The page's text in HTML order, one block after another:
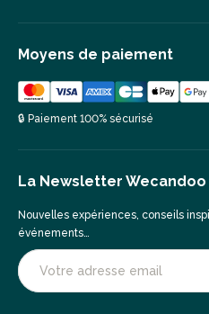
Moyens de paiement
🔒 Paiement 100% sécurisé
La Newsletter Wecandoo
Nouvelles expériences, conseils
événements…